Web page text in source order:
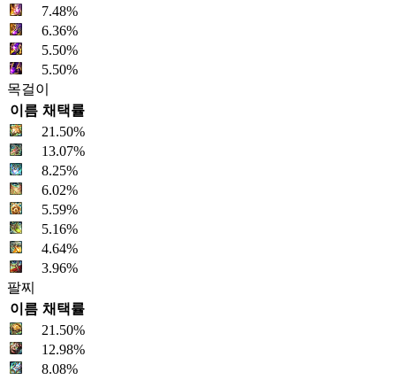
7.48%
6.36%
5.50%
5.50%
목걸이
이름 채택률
21.50%
13.07%
8.25%
6.02%
5.59%
5.16%
4.64%
3.96%
팔찌
이름 채택률
21.50%
12.98%
8.08%